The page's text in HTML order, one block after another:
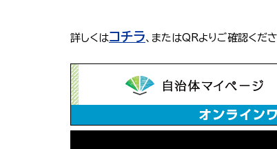
詳しくはコチラ、またはQRよりご確認くだ